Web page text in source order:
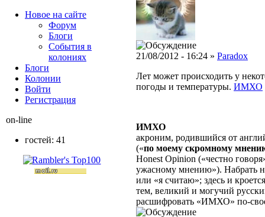
21/08/2012 - 16:24 » Paradox
Лет может происходить у
погоды и температуры. ИМХО
ИМХО
акроним, родившийся от
(«по моему скромному
Honest Opinion («честно
ужасному мнению»). Набрать
или «я считаю»; здесь и
тем, великий и могучий
расшифровать «ИМХО» по-
Новое на сайте
Форум
Блоги
События в
колониях
Блоги
Колонии
Войти
Peгиcтpaция
on-line
гостей: 41